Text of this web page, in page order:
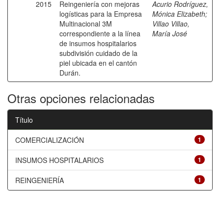
2015
Reingeniería con mejoras
logísticas para la Empresa
Multinacional 3M
correspondiente a la línea
de insumos hospitalarios
subdivisión cuidado de la
piel ubicada en el cantón
Durán.
Acurio Rodríguez,
Mónica Elizabeth;
Villao Villao,
María José
Otras opciones relacionadas
Título
1
COMERCIALIZACIÓN
1
INSUMOS HOSPITALARIOS
1
REINGENIERÍA